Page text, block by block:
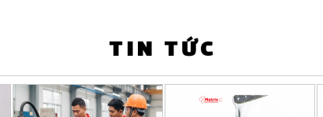
TIN TỨC